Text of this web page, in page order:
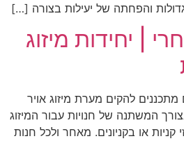
והפחתה של יעילות בצורה […]
| יחידות מיזוג
להקים מערת מיזוג אויר
המשתנה של חנויות עבור המיזוג
או בקניונים. מאחר ולכל חנות